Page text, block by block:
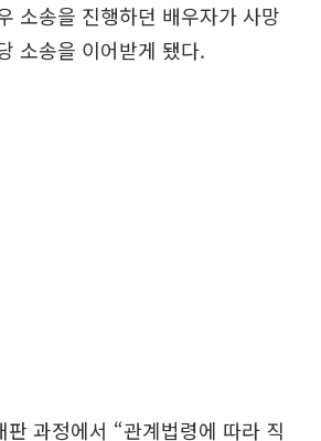
소송을 진행하던 배우자가 사망
소송을 이어받게 됐다.
판 과정에서 “관계법령에 따라 직